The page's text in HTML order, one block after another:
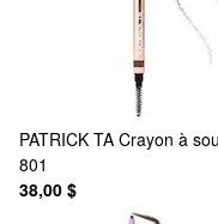
PATRICK TA Crayon à
801
38,00 $